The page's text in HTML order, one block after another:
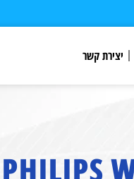
יצירת קשר